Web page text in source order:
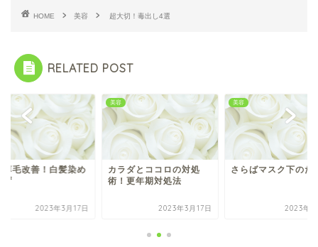
HOME 美容 超大切！毒出し4選
RELATED POST
薄毛改善！白髪染め
ず
2023年3月17日
美容
カラダとココロの対処
術！更年期対処法
2023年3月17日
美容
さらばマスク下のた
2023年4